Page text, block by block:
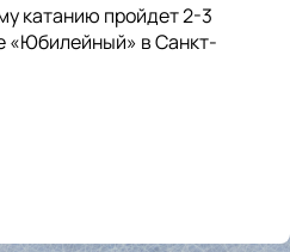
катанию пройдет 2-3
«Юбилейный» в Санкт-